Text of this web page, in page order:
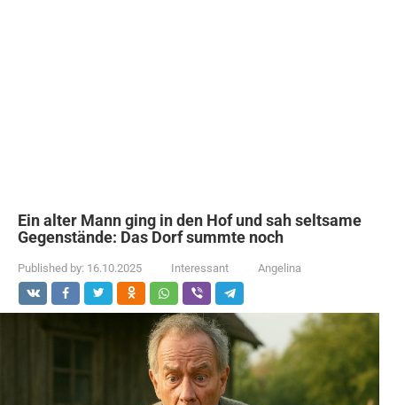
Ein alter Mann ging in den Hof und sah seltsame
Gegenstände: Das Dorf summte noch
Published by: 16.10.2025 Interessant Angelina